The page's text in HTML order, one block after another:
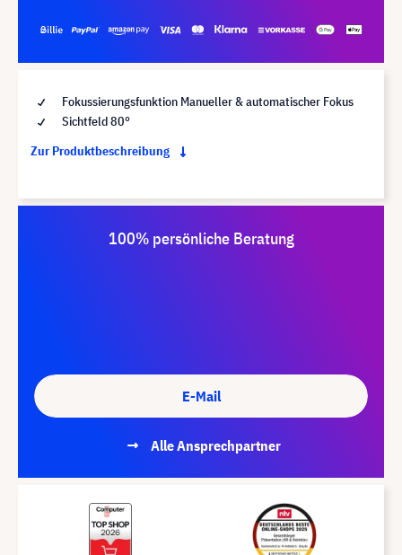
Fokussierungsfunktion Manueller & automatischer Fokus
Sichtfeld 80°
Zur Produktbeschreibung
100% persönliche Beratung
E-Mail
Alle Ansprechpartner